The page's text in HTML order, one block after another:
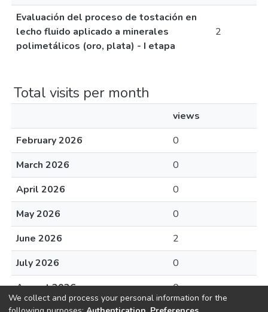
Evaluación del proceso de tostación en
lecho fluido aplicado a minerales
polimetálicos (oro, plata) - I etapa
2
Total visits per month
views
February 2026
0
March 2026
0
April 2026
0
May 2026
0
June 2026
2
July 2026
0
August 2026
0
We collect and process your personal information for the